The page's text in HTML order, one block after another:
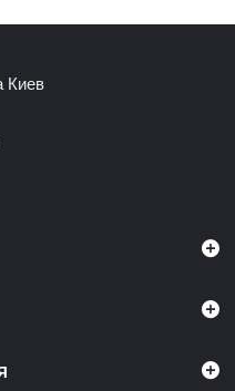
Киев